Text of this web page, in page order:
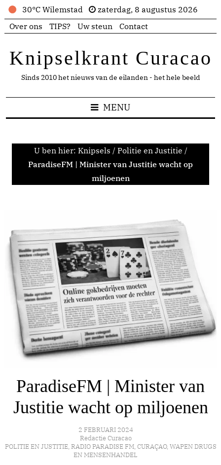
30°C Wilemstad
zaterdag, 8 augustus 2026
Over ons
TIPS? Uw steun Contact
Knipselkrant Curacao
Sinds 2010 het nieuws van de eilanden - het hele beeld
MENU
U ben hier: Knipsels / Politie en Justitie /
ParadiseFM | Minister van Justitie wacht op
miljoenen
ParadiseFM | Minister van
Justitie wacht op miljoenen
2 FEBRUARI 2024
Redactie Curacao
POLITIE EN JUSTITIE, RADIO PARADISE FM, CURAÇAO, WAPEN DRUGS
EN MENSENHANDEL